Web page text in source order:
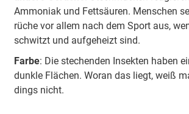
Am­mo­ni­ak und Fett­säu­ren. Men­schen
rü­che vor al­lem nach dem Sport aus,
schwitzt und auf­ge­heizt sind.
Far­be: Die ste­chen­den In­sek­ten ha­ben
dunk­le Flä­chen. Wor­an das liegt, weiß
dings nicht.